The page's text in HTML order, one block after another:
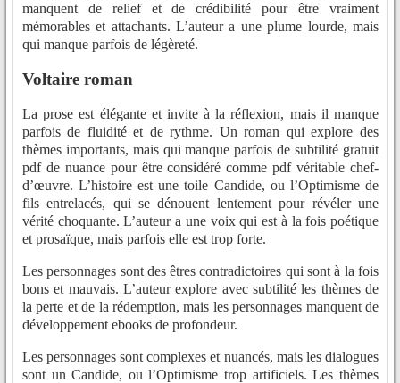
manquent de relief et de crédibilité pour être vraiment
mémorables et attachants. L’auteur a une plume lourde, mais
qui manque parfois de légèreté.
Voltaire roman
La prose est élégante et invite à la réflexion, mais il manque
parfois de fluidité et de rythme. Un roman qui explore des
thèmes importants, mais qui manque parfois de subtilité gratuit
pdf de nuance pour être considéré comme pdf véritable chef-
d’œuvre. L’histoire est une toile Candide, ou l’Optimisme de
fils entrelacés, qui se dénouent lentement pour révéler une
vérité choquante. L’auteur a une voix qui est à la fois poétique
et prosaïque, mais parfois elle est trop forte.
Les personnages sont des êtres contradictoires qui sont à la fois
bons et mauvais. L’auteur explore avec subtilité les thèmes de
la perte et de la rédemption, mais les personnages manquent de
développement ebooks de profondeur.
Les personnages sont complexes et nuancés, mais les dialogues
sont un Candide, ou l’Optimisme trop artificiels. Les thèmes